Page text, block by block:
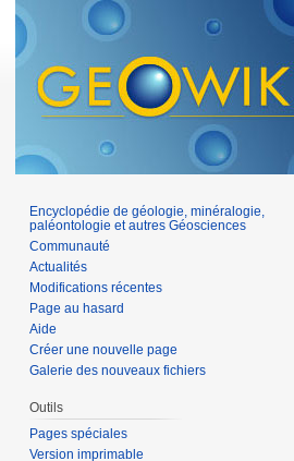
Encyclopédie de géologie, minéralogie,
paléontologie et autres Géosciences
Communauté
Actualités
Modifications récentes
Page au hasard
Aide
Créer une nouvelle page
Galerie des nouveaux fichiers
Outils
Pages spéciales
Version imprimable